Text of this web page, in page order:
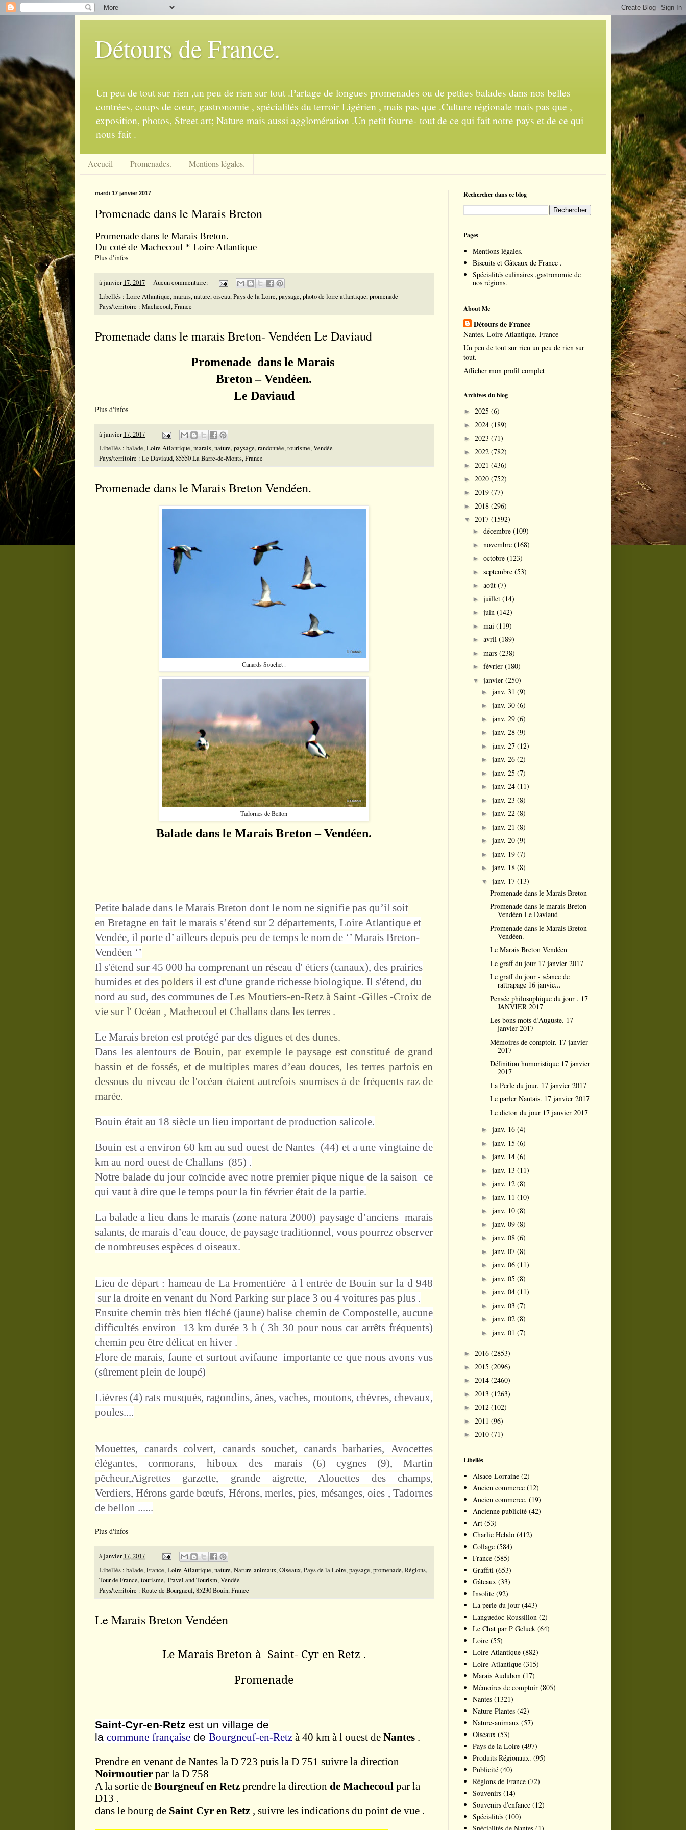
Détours de France.
Un peu de tout sur rien ,un peu de rien sur tout .Partage de longues promenades ou de petites balades dans nos belles
contrées, coups de cœur, gastronomie , spécialités du terroir Ligérien , mais pas que .Culture régionale mais pas que ,
exposition, photos, Street art; Nature mais aussi agglomération .Un petit fourre- tout de ce qui fait notre pays et de ce qui
nous fait .
Accueil Promenades. Mentions légales.
mardi 17 janvier 2017
Promenade dans le Marais Breton
Promenade dans le Marais Breton.
Du coté de Machecoul * Loire Atlantique
Plus d'infos
àjanvier 17, 2017
Aucun commentaire:
Libellés : Loire Atlantique,marais,nature,oiseau,Pays de la Loire,paysage,photo de loire atlantique,promenade
Pays/territoire : Machecoul, France
Promenade dans le marais Breton- Vendéen Le Daviaud
Promenade dans le Marais
Breton – Vendéen.
Le Daviaud
Plus d'infos
àjanvier 17, 2017
Libellés : balade,Loire Atlantique,marais,nature,paysage,randonnée,tourisme,Vendée
Pays/territoire : Le Daviaud, 85550 La Barre-de-Monts, France
Promenade dans le Marais Breton Vendéen.
Canards Souchet .
Tadornes de Bellon
Balade dans le Marais Breton – Vendéen.
Petite balade dans le Marais Breton dont le nom ne signifie pas qu’il soit
en Bretagne en fait le marais s’étend sur 2 départements, Loire Atlantique et
Vendée, il porte d’ ailleurs depuis peu de temps le nom de ‘’ Marais Breton-
Vendéen ‘’
Il s'étend sur 45 000 ha comprenant un réseau d' étiers (canaux), des prairies
humides et des polders il est d'une grande richesse biologique. Il s'étend, du
nord au sud, des communes de Les Moutiers-en-Retz à Saint -Gilles -Croix de
vie sur l' Océan , Machecoul et Challans dans les terres .
Le Marais breton est protégé par des digues et des dunes.
Dans les alentours de Bouin, par exemple le paysage est constitué de grand
bassin et de fossés, et de multiples mares d’eau douces, les terres parfois en
dessous du niveau de l'océan étaient autrefois soumises à de fréquents raz de
marée.
Bouin était au 18 siècle un lieu important de production salicole.
Bouin est a environ 60 km au sud ouest de Nantes (44) et a une vingtaine de
km au nord ouest de Challans (85) .
Notre balade du jour coïncide avec notre premier pique nique de la saison ce
qui vaut à dire que le temps pour la fin février était de la partie.
La balade a lieu dans le marais (zone natura 2000) paysage d’anciens marais
salants, de marais d’eau douce, de paysage traditionnel, vous pourrez observer
de nombreuses espèces d oiseaux.
Lieu de départ : hameau de La Fromentière à l entrée de Bouin sur la d 948
sur la droite en venant du Nord Parking sur place 3 ou 4 voitures pas plus .
Ensuite chemin très bien fléché (jaune) balise chemin de Compostelle, aucune
difficultés environ 13 km durée 3 h ( 3h 30 pour nous car arrêts fréquents)
chemin peu être délicat en hiver .
Flore de marais, faune et surtout avifaune importante ce que nous avons vus
(sûrement plein de loupé)
Lièvres (4) rats musqués, ragondins, ânes, vaches, moutons, chèvres, chevaux,
poules....
Mouettes, canards colvert, canards souchet, canards barbaries,
Avocettes
élégantes, cormorans, hiboux des marais (6) cygnes
(9), Martin
pêcheur,Aigrettes garzette, grande aigrette, Alouettes des champs,
Verdiers, Hérons garde bœufs, Hérons, merles, pies, mésanges, oies , Tadornes
de bellon ......
Plus d'infos
àjanvier 17, 2017
Libellés : balade,France,Loire Atlantique,nature,Nature-animaux,Oiseaux,Pays de la Loire,paysage,promenade,Régions,
Tour de France,tourisme,Travel and Tourism,Vendée
Pays/territoire : Route de Bourgneuf, 85230 Bouin, France
Le Marais Breton Vendéen
Le Marais Breton à Saint- Cyr en Retz .
Promenade
Saint-Cyr-en-Retz est un village de
la commune française de Bourgneuf-en-Retz à 40 km à l ouest de Nantes .
Prendre en venant de Nantes la D 723 puis la D 751 suivre la direction
Noirmoutier par la D 758
A la sortie de Bourgneuf en Retz prendre la direction de Machecoul par la
D13 .
dans le bourg de Saint Cyr en Retz , suivre les indications du point de vue .
Rechercher dans ce blog
Pages
Mentions légales.
Biscuits et Gâteaux de France .
Spécialités culinaires ,gastronomie de
nos régions.
About Me
Détours de France
Nantes, Loire Atlantique, France
Un peu de tout sur rien un peu de rien sur
tout.
Afficher mon profil complet
Archives du blog
► 2025 (6)
► 2024 (189)
► 2023 (71)
► 2022 (782)
► 2021 (436)
► 2020 (752)
► 2019 (77)
► 2018 (296)
▼ 2017 (1592)
► décembre (109)
► novembre (168)
► octobre (123)
► septembre (53)
► août (7)
► juillet (14)
► juin (142)
► mai (119)
► avril (189)
► mars (238)
► février (180)
▼ janvier (250)
► janv. 31 (9)
► janv. 30 (6)
► janv. 29 (6)
► janv. 28 (9)
► janv. 27 (12)
► janv. 26 (2)
► janv. 25 (7)
► janv. 24 (11)
► janv. 23 (8)
► janv. 22 (8)
► janv. 21 (8)
► janv. 20 (9)
► janv. 19 (7)
► janv. 18 (8)
▼ janv. 17 (13)
Promenade dans le Marais Breton
Promenade dans le marais Breton-
Vendéen Le Daviaud
Promenade dans le Marais Breton
Vendéen.
Le Marais Breton Vendéen
Le graff du jour 17 janvier 2017
Le graff du jour - séance de
rattrapage 16 janvie...
Pensée philosophique du jour . 17
JANVIER 2017
Les bons mots d’Auguste. 17
janvier 2017
Mémoires de comptoir. 17 janvier
2017
Définition humoristique 17 janvier
2017
La Perle du jour. 17 janvier 2017
Le parler Nantais. 17 janvier 2017
Le dicton du jour 17 janvier 2017
► janv. 16 (4)
► janv. 15 (6)
► janv. 14 (6)
► janv. 13 (11)
► janv. 12 (8)
► janv. 11 (10)
► janv. 10 (8)
► janv. 09 (8)
► janv. 08 (6)
► janv. 07 (8)
► janv. 06 (11)
► janv. 05 (8)
► janv. 04 (11)
► janv. 03 (7)
► janv. 02 (8)
► janv. 01 (7)
► 2016 (2853)
► 2015 (2096)
► 2014 (2460)
► 2013 (1263)
► 2012 (102)
► 2011 (96)
► 2010 (71)
Libellés
Alsace-Lorraine (2)
Ancien commerce (12)
Ancien commerce. (19)
Ancienne publicité (42)
Art (53)
Charlie Hebdo (412)
Collage (584)
France (585)
Graffiti (653)
Gâteaux (33)
Insolite (92)
La perle du jour (443)
Languedoc-Roussillon (2)
Le Chat par P Geluck (64)
Loire (55)
Loire Atlantique (882)
Loire-Atlantique (315)
Marais Audubon (17)
Mémoires de comptoir (805)
Nantes (1321)
Nature-Plantes (42)
Nature-animaux (57)
Oiseaux (53)
Pays de la Loire (497)
Produits Régionaux. (95)
Publicité (40)
Régions de France (72)
Souvenirs (14)
Souvenirs d'enfance (12)
Spécialités (100)